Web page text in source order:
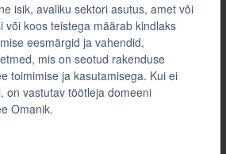
isik, avaliku sektori asutus, amet või
või koos teistega määrab kindlaks
eesmärgid ja vahendid,
mis on seotud rakenduse
toimimise ja kasutamisega. Kui ei
on vastutav töötleja domeeni
Omanik.